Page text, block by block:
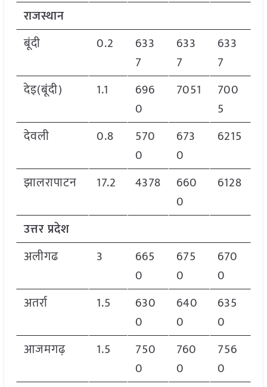
राजस्थान
बूंदी
0.2
633
7
633
7
633
7
देइ(बूंदी)
1.1
696
0
7051
700
5
देवली
0.8
570
0
673
0
6215
झालरापाटन 17.2 4378
660
0
6128
उत्तर प्रदेश
अलीगढ
3
665
0
675
0
670
0
अतर्रा
1.5
630
0
640
0
635
0
आजमगढ़
1.5
750
0
760
0
756
0